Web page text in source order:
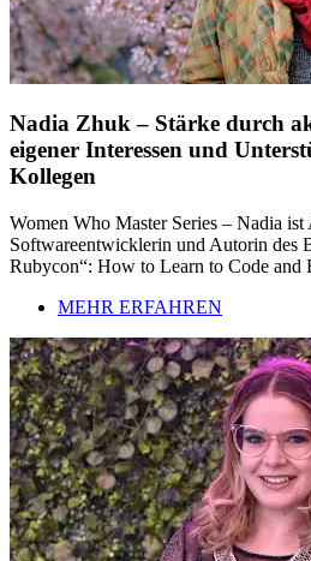
Nadia Zhuk – Stärke durch
eigener Interessen und
Kollegen
Women Who Master Series – Nadia
Softwareentwicklerin und Autorin des
Rubycon“: How to Learn to Code and
MEHR ERFAHREN